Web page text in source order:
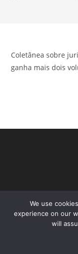
Coletânea sobre
ganha mais dois
We use
experience on our
will